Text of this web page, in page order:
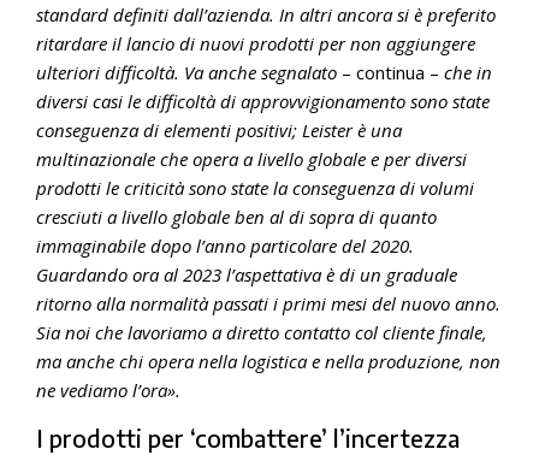
standard definiti dall’azienda. In altri ancora si è preferito
ritardare il lancio di nuovi prodotti per non aggiungere
ulteriori difficoltà. Va anche segnalato – continua – che in
diversi casi le difficoltà di approvvigionamento sono state
conseguenza di elementi positivi; Leister è una
multinazionale che opera a livello globale e per diversi
prodotti le criticità sono state la conseguenza di volumi
cresciuti a livello globale ben al di sopra di quanto
immaginabile dopo l’anno particolare del 2020.
Guardando ora al 2023 l’aspettativa è di un graduale
ritorno alla normalità passati i primi mesi del nuovo anno.
Sia noi che lavoriamo a diretto contatto col cliente finale,
ma anche chi opera nella logistica e nella produzione, non
ne vediamo l’ora».
I prodotti per ‘combattere’ l’incertezza